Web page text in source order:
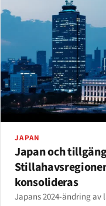
JAPAN
Japan och
konsolideras
Japans 2024-ändring